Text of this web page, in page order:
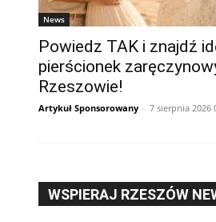
News
Powiedz TAK i znajdź
pierścionek
Rzeszowie!
Artykuł Sponsorowany - 7 sierpnia 2026
WSPIERAJ RZESZÓW